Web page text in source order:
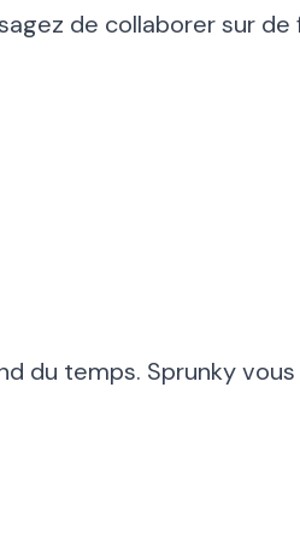
de collaborer sur
du temps. Sprunky